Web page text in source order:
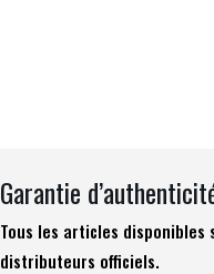
Garantie
Tous les articles
distributeurs officiels.